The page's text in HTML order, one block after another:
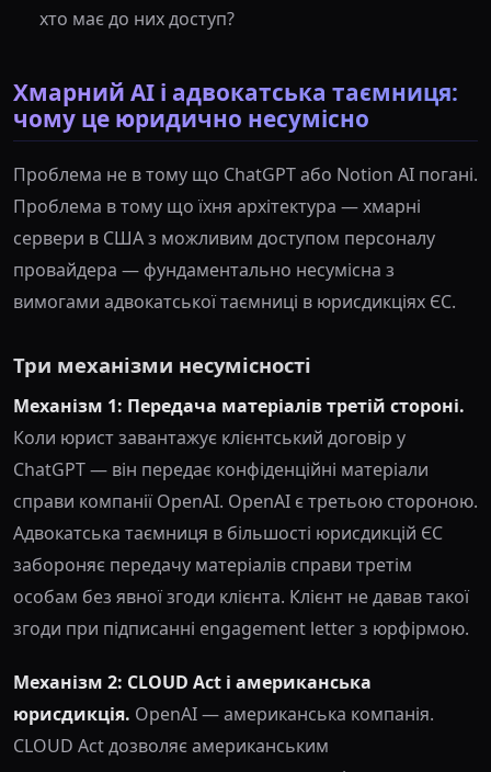
хто має до них доступ?
Хмарний AI і адвокатська таємниця:
чому це юридично несумісно
Проблема не в тому що ChatGPT або Notion AI погані.
Проблема в тому що їхня архітектура — хмарні
сервери в США з можливим доступом персоналу
провайдера — фундаментально несумісна з
вимогами адвокатської таємниці в юрисдикціях ЄС.
Три механізми несумісності
Механізм 1: Передача матеріалів третій стороні.
Коли юрист завантажує клієнтський договір у
ChatGPT — він передає конфіденційні матеріали
справи компанії OpenAI. OpenAI є третьою стороною.
Адвокатська таємниця в більшості юрисдикцій ЄС
забороняє передачу матеріалів справи третім
особам без явної згоди клієнта. Клієнт не давав такої
згоди при підписанні engagement letter з юрфірмою.
Механізм 2: CLOUD Act і американська
юрисдикція. OpenAI — американська компанія.
CLOUD Act дозволяє американським